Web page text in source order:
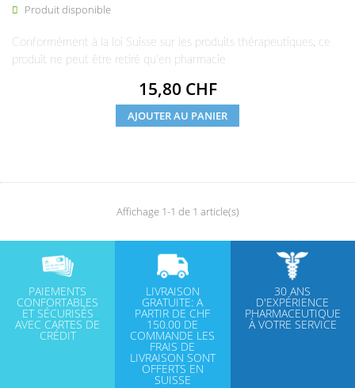
 Produit disponible
Conformément à la loi Suisse sur les produits thérapeutiques, ce
produit ne peut être retiré qu'en pharmacie
Prix
15,80 CHF
AJOUTER AU PANIER
Affichage 1-1 de 1 article(s)
PAIEMENTS
CONFORTABLES
ET SÉCURISÉS
AVEC CARTES DE
CRÉDIT
LIVRAISON
GRATUITE: A
PARTIR DE CHF
150.00 DE
COMMANDE LES
FRAIS DE
LIVRAISON SONT
OFFERTS EN
SUISSE
30 ANS
D'EXPÉRIENCE
PHARMACEUTIQUE
À VOTRE SERVICE